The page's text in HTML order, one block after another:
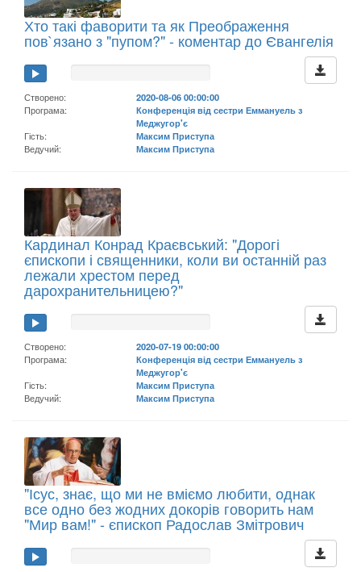
Хто такі фаворити та як Преображення
пов`язано з "пупом?" - коментар до Євангелія
Створено:
2020-08-06 00:00:00
Програма:
Конференція від сестри Еммануель з
Меджугор'є
Гість:
Максим Приступа
Ведучий:
Максим Приступа
Кардинал Конрад Краєвський: "Дорогі
єпископи і священники, коли ви останній раз
лежали хрестом перед
дарохранительницею?"
Створено:
2020-07-19 00:00:00
Програма:
Конференція від сестри Еммануель з
Меджугор'є
Гість:
Максим Приступа
Ведучий:
Максим Приступа
"Ісус, знає, що ми не вміємо любити, однак
все одно без жодних докорів говорить нам
"Мир вам!" - єпископ Радослав Змітрович